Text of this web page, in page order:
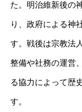
た。明治維新後の
り、政府による神
す。戦後は宗教法
整備や社務の運営
る協力によって歴
す。